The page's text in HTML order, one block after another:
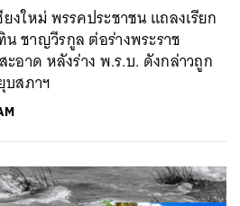
งใหม่ พรรคประชาชน แถลงเรียก
ชาญวีรกูล ต่อร่างพระราช
าด หลังร่าง พ.ร.บ. ดังกล่าวถูก
สภาฯ